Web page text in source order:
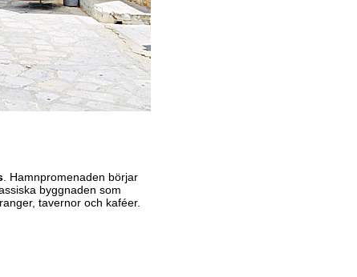
. Hamnpromenaden börjar
byggnaden som
tavernor och kaféer.